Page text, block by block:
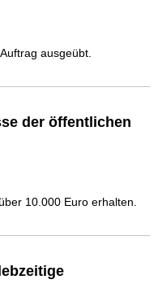
ausgeübt.
der öffentlichen
10.000 Euro erhalten.